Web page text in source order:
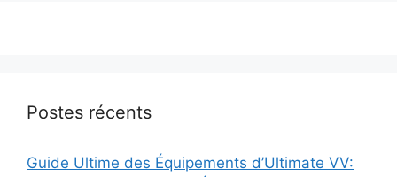
Postes récents
Guide Ultime des Équipements d’Ultimate VV: